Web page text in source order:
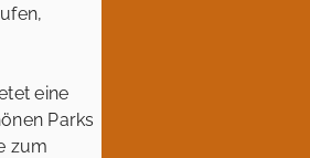
eine
Parks
zum